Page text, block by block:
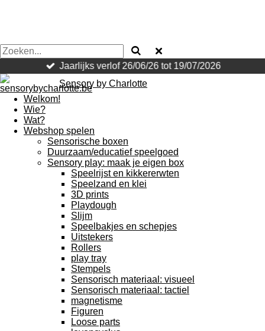
Jaarlijks verlof 26/06/26 tot 19/07/2026
Sensory by Charlotte
Welkom!
Wie?
Wat?
Webshop spelen
Sensorische boxen
Duurzaam/educatief speelgoed
Sensory play: maak je eigen box
Speelrijst en kikkererwten
Speelzand en klei
3D prints
Playdough
Slijm
Speelbakjes en schepjes
Uitstekers
Rollers
play tray
Stempels
Sensorisch materiaal: visueel
Sensorisch materiaal: tactiel
magnetisme
Figuren
Loose parts